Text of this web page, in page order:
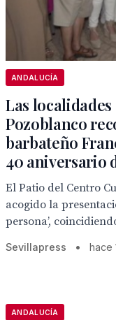
ANDALUCÍA
Las
Pozoblanco
barbateño
40 aniversario
El Patio del Centro
acogido la
persona’,
Sevillapress • hace
ANDALUCÍA